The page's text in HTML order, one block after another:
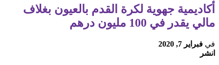
أكاديمية جهوية لكرة القدم بالعيون بغلاف
مالي يقدر في 100 مليون درهم
في فبراير 7, 2020
انشر